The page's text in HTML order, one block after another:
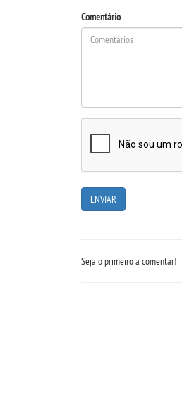
Comentário
Seja o primeiro a comentar!